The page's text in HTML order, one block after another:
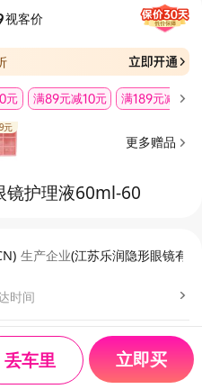
视客价
元 满89元减10元 满189元减35元
元
更多赠品
镜护理液60ml-60
) 生产企业(江苏乐润隐形眼镜有
时间
·终身无忧售后
丢车里 立即买